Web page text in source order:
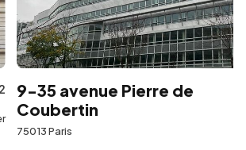
9-35 avenue Pierre de
Coubertin
75013 Paris